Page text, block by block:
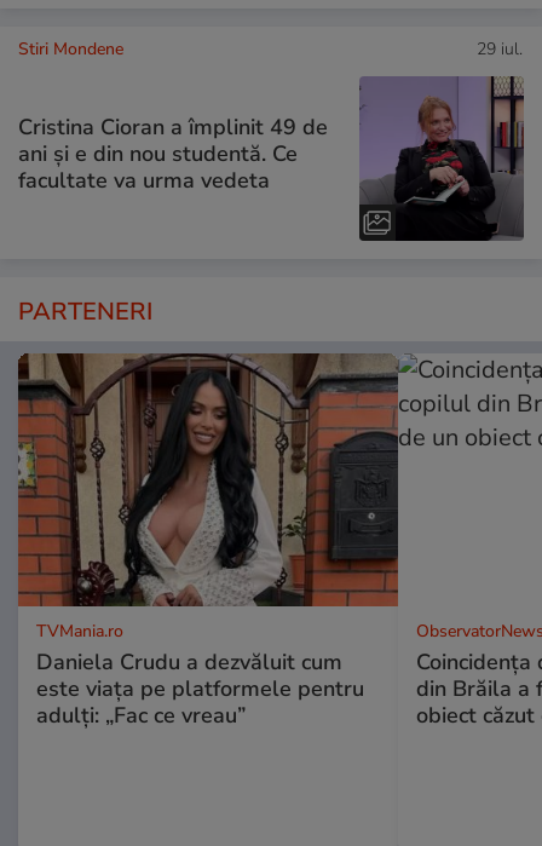
Stiri Mondene 29 iul.
Cristina Cioran a împlinit 49 de
ani și e din nou studentă. Ce
facultate va urma vedeta
PARTENERI
TVMania.ro
Daniela Crudu a dezvăluit cum
este viața pe platformele pentru
adulți: „Fac ce vreau”
Coincidența
din Brăila a
obiect căzut